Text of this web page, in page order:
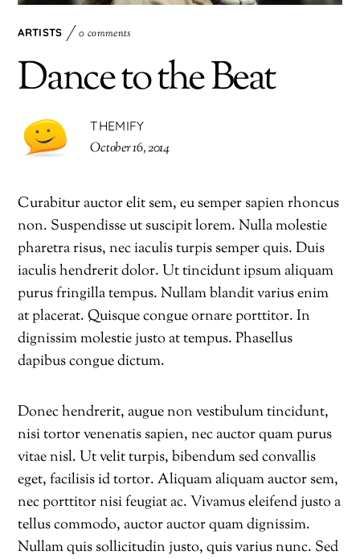
ARTISTS 0 comments
Dance to the Beat
THEMIFY
October 16, 2014
Curabitur auctor elit sem, eu semper sapien rhoncus
non. Suspendisse ut suscipit lorem. Nulla molestie
pharetra risus, nec iaculis turpis semper quis. Duis
iaculis hendrerit dolor. Ut tincidunt ipsum aliquam
purus fringilla tempus. Nullam blandit varius enim
at placerat. Quisque congue ornare porttitor. In
dignissim molestie justo at tempus. Phasellus
dapibus congue dictum.
Donec hendrerit, augue non vestibulum tincidunt,
nisi tortor venenatis sapien, nec auctor quam purus
vitae nisl. Ut velit turpis, bibendum sed convallis
eget, facilisis id tortor. Aliquam aliquam auctor sem,
nec porttitor nisi feugiat ac. Vivamus eleifend justo a
tellus commodo, auctor auctor quam dignissim.
Nullam quis sollicitudin justo, quis varius nunc. Sed